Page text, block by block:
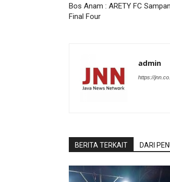
Bos Anam : ARETY FC
Final Four
admin
https://
BERITA TERKAIT DARI